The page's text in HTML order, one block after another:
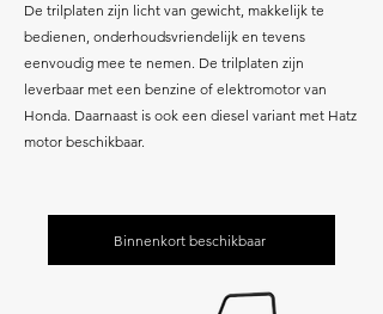
De trilplaten zijn licht van gewicht, makkelijk te
bedienen, onderhoudsvriendelijk en tevens
eenvoudig mee te nemen. De trilplaten zijn
leverbaar met een benzine of elektromotor van
Honda. Daarnaast is ook een diesel variant met Hatz
motor beschikbaar.
Binnenkort beschikbaar